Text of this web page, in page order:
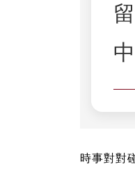
時事對對